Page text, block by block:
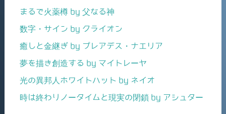
まるで火薬樽 by 父なる神
数字・サイン by クライオン
癒しと金継ぎ by プレアデス・ナエリア
夢を描き創造する by マイトレーヤ
光の異邦人ホワイトハット by ネイオ
時は終わりノータイムと現実の閉鎖 by アシュター